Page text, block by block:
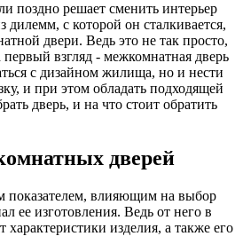
поздно решает сменить интерьер
дилемм, с которой он сталкивается,
двери. Ведь это не так просто,
первый взгляд - межкомнатная дверь
с дизайном жилища, но и нести
и при этом обладать подходящей
дверь, и на что стоит обратить
дверей
влияющим на выбор
ее изготовления. Ведь от него в
характеристики изделия, а также его